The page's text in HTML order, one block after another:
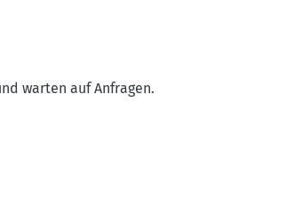
warten auf Anfragen.